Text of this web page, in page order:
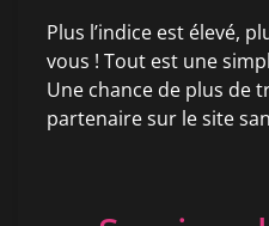
Plus l’indice est élevé,
vous ! Tout est une
Une chance de plus de
partenaire sur le site